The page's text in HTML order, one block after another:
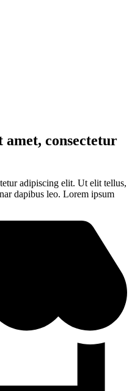
consectetur
adipiscing elit. Ut elit tellus,
dapibus leo. Lorem ipsum